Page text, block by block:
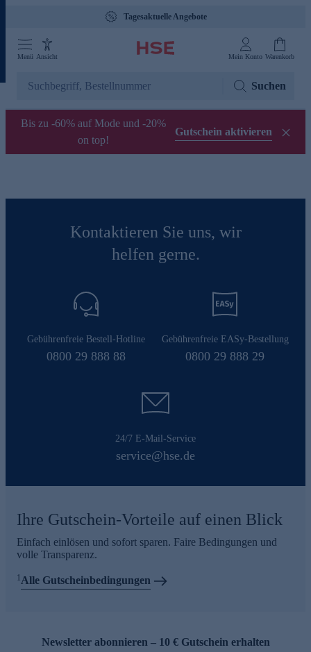
Tagesaktuelle Angebote
Menü Ansicht Mein Konto Warenkorb
Suchen
Bis zu -60% auf Mode und -20%
on top!
Gutschein aktivieren
Kontaktieren Sie uns, wir
helfen gerne.
Gebührenfreie Bestell-Hotline
0800 29 888 88
Gebührenfreie EASy-Bestellung
0800 29 888 29
24/7 E-Mail-Service
service@hse.de
Ihre Gutschein-Vorteile auf einen Blick
Einfach einlösen und sofort sparen. Faire Bedingungen und
volle Transparenz.
1Alle Gutscheinbedingungen
Newsletter abonnieren – 10 € Gutschein erhalten